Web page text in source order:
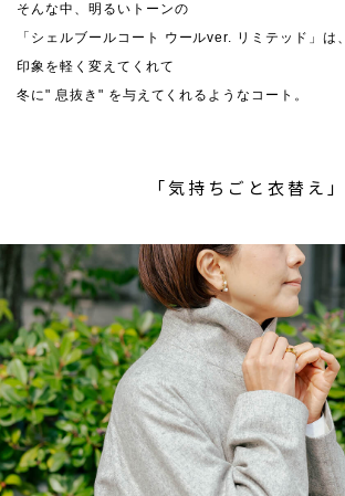
そんな中、明るいトーンの
「シェルブールコート ウールver. リミテッド」は、
印象を軽く変えてくれて
冬に" 息抜き" を与えてくれるようなコート。
「気持ちごと衣替え」